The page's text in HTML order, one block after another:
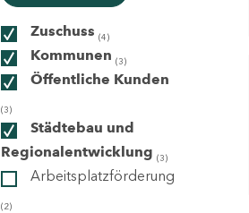
Zuschuss (4)
Kommunen (3)
Öffentliche Kunden
(3)
Städtebau und
Regionalentwicklung (3)
Arbeitsplatzförderung
(2)